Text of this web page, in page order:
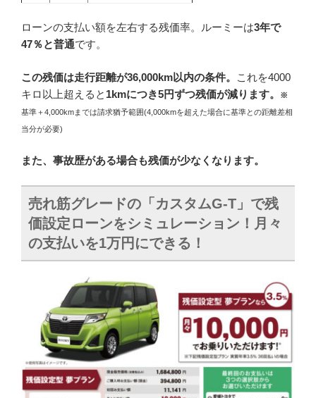
ローンの支払い額を左右する残価率。ルーミーは3年で
47％と普通です。
この残価は走行距離が36,000km以内の条件。
これを4000
キロ以上超えると 1kmにつき5円ずつ残価が減ります。
※
基準＋4,000kmまでは請求猶予範囲(4,000kmを超えた場合に基準との距離差相
当分が必要)
また、事故歴がある場合も残価が少なくなります。
売れ筋グレードの「 カスタムG-T 」で残
価設定ローンをシミュレーション！月々
の支払いを1万円にできる！